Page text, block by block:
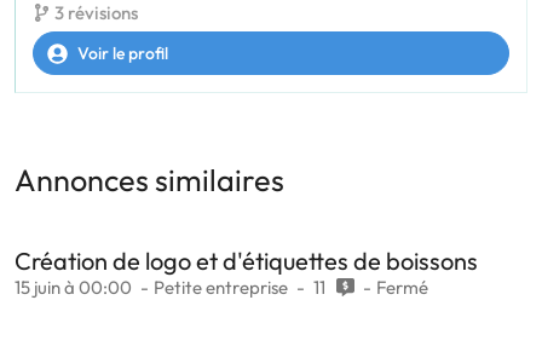
3 révisions
Voir le profil
Annonces similaires
Création de logo et d'étiquettes de boissons
15 juin à 00:00 Petite entreprise 11 Fermé